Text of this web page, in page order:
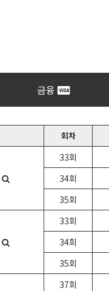
금융
회차
33회
34회
35회
33회
34회
35회
37회